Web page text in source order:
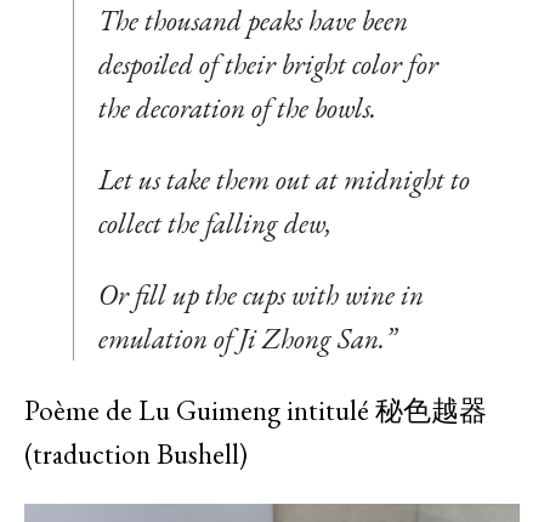
The thousand peaks have been
despoiled of their bright color for
the decoration of the bowls.
Let us take them out at midnight to
collect the falling dew,
Or fill up the cups with wine in
emulation of Ji Zhong San.”
Poème de Lu Guimeng intitulé 秘色越器
(traduction Bushell)